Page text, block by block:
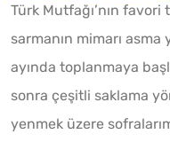
Türk Mutfağı’nın
sarmanın mimarı asma
ayında toplanmaya
sonra çeşitli saklama
yenmek üzere